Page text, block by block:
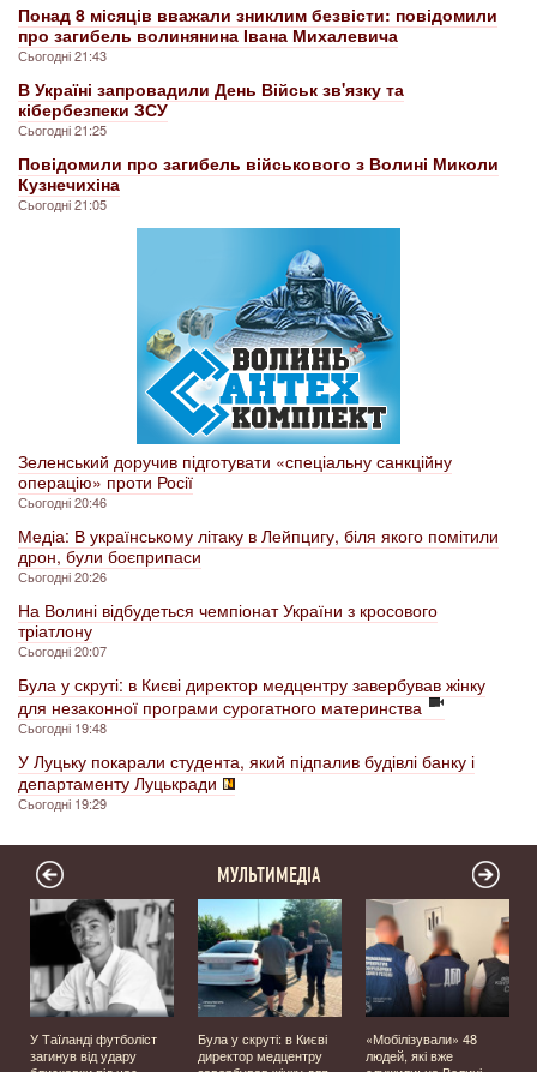
Понад 8 місяців вважали зниклим безвісти: повідомили
про загибель волинянина Івана Михалевича
Сьогодні 21:43
В Україні запровадили День Військ зв'язку та
кібербезпеки ЗСУ
Сьогодні 21:25
Повідомили про загибель військового з Волині Миколи
Кузнечихіна
Сьогодні 21:05
Зеленський доручив підготувати «спеціальну санкційну
операцію» проти Росії
Сьогодні 20:46
Медіа: В українському літаку в Лейпцигу, біля якого помітили
дрон, були боєприпаси
Сьогодні 20:26
На Волині відбудеться чемпіонат України з кросового
тріатлону
Сьогодні 20:07
Була у скруті: в Києві директор медцентру завербував жінку
для незаконної програми сурогатного материнства
Сьогодні 19:48
У Луцьку покарали студента, який підпалив будівлі банку і
департаменту Луцькради
Сьогодні 19:29
МУЛЬТИМЕДІА
У Таїланді футболіст
загинув від удару
Була у скруті: в Києві
директор медцентру
«Мобілізували» 48
людей, які вже